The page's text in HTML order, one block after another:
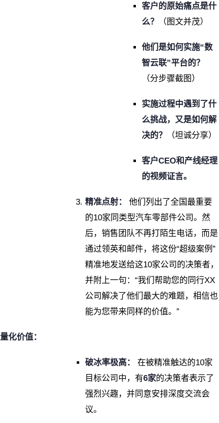
客户的原始痛点是什
么？
（图文并茂）
他们是如何实施“数
智云联”平台的？
（分步骤截图）
实施过程中遇到了什
么挑战，又是如何解
决的？
（坦诚分享）
客户CEO和产线经理
的视频证言。
精准点射：
他们列出了全国最重要
的10家同类型汽车零部件公司。然
后，销售团队不再打陌生电话，而是
通过领英和邮件，将这份“超级案例”
精准地发送给这10家公司的决策者，
并附上一句：“我们帮助您的同行XX
公司解决了他们最大的难题，相信也
能为您带来同样的价值。”
量化价值：
破冰率极高：
在被精准触达的10家
目标公司中，有6家的决策者表示了
强烈兴趣，并同意安排深度交流会
议。